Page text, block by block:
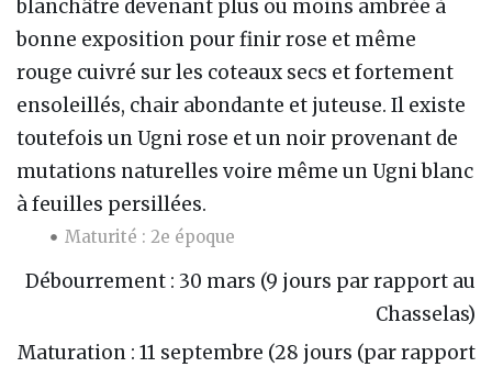
blanchâtre devenant plus ou moins ambrée à
bonne exposition pour finir rose et même
rouge cuivré sur les coteaux secs et fortement
ensoleillés, chair abondante et juteuse. Il existe
toutefois un Ugni rose et un noir provenant de
mutations naturelles voire même un Ugni blanc
à feuilles persillées.
Maturité : 2e époque
Débourrement : 30 mars (9 jours par rapport au
Chasselas)
Maturation : 11 septembre (28 jours (par rapport